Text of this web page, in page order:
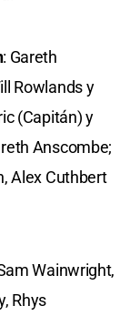
: Gareth
Rowlands y
(Capitán) y
Anscombe;
Alex Cuthbert
Wainwright,
Rhys